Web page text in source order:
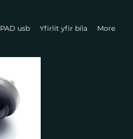
PAD usb Yfirlit yfir bíla More